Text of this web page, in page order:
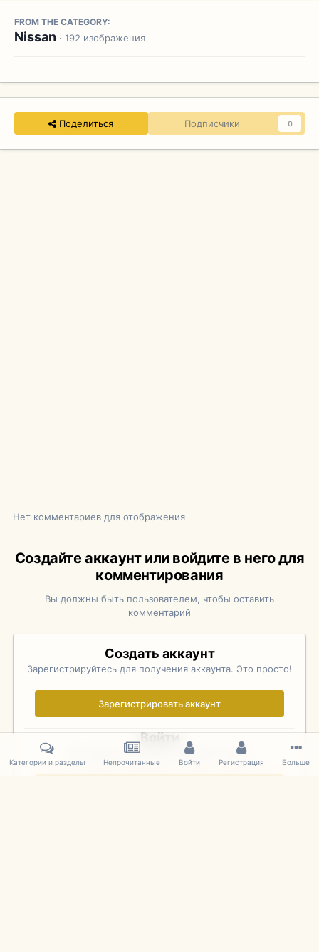
FROM THE CATEGORY:
Nissan · 192 изображения
Поделиться Подписчики 0
Нет комментариев для отображения
Создайте аккаунт или войдите в него для
комментирования
Вы должны быть пользователем, чтобы оставить
комментарий
Создать аккаунт
Зарегистрируйтесь для получения аккаунта. Это просто!
Зарегистрировать аккаунт
Войти
Уже зарегистрированы? Войдите здесь.
Категории и разделы Непрочитанные Войти Регистрация Больше